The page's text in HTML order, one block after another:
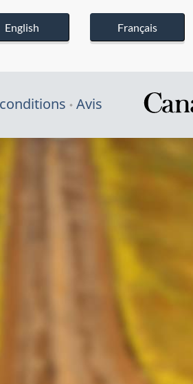
English Français
Avis